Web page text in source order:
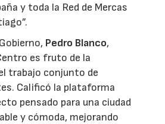
y toda la Red de Mercas
Pedro Blanco,
es fruto de la
trabajo conjunto de
Calificó la plataforma
pensado para una ciudad
y cómoda, mejorando